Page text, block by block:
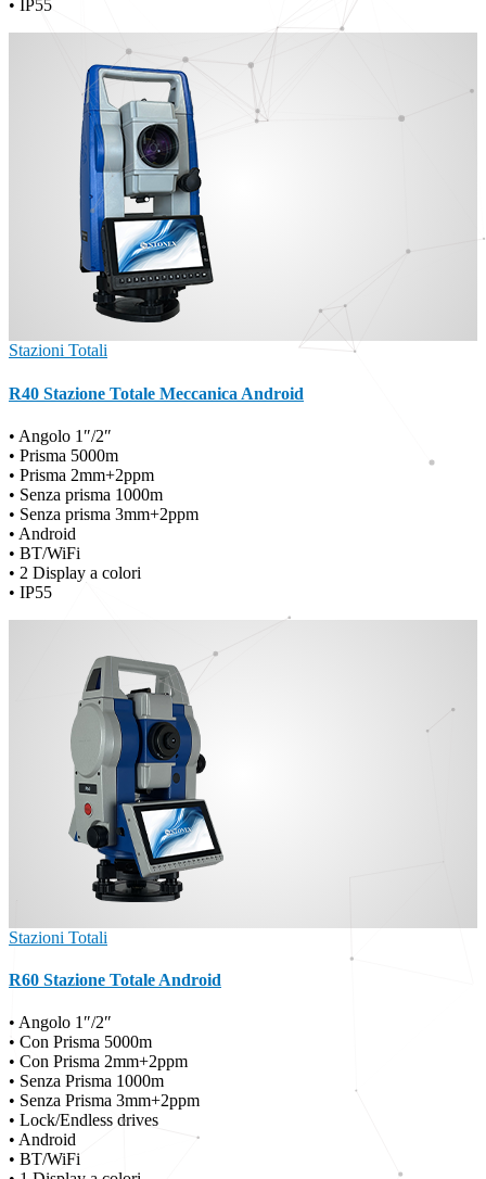
• IP55
Stazioni Totali
R40 Stazione Totale Meccanica Android
• Angolo 1″/2″
• Prisma 5000m
• Prisma 2mm+2ppm
• Senza prisma 1000m
• Senza prisma 3mm+2ppm
• Android
• BT/WiFi
• 2 Display a colori
• IP55
Stazioni Totali
R60 Stazione Totale Android
• Angolo 1″/2″
• Con Prisma 5000m
• Con Prisma 2mm+2ppm
• Senza Prisma 1000m
• Senza Prisma 3mm+2ppm
• Lock/Endless drives
• Android
• BT/WiFi